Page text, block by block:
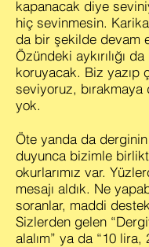
kapanacak diye
hiç sevinmesin.
da bir şekilde devam
Özündeki aykırılığı
koruyacak. Biz yazıp
seviyoruz, bırakmaya
yok.
Öte yanda da derginin
duyunca bizimle
okurlarımız var.
mesajı aldık. Ne
soranlar, maddi
Sizlerden gelen
alalım” ya da “10 lira,